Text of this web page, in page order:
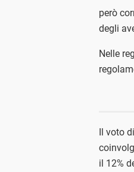
però
degli
Nelle
Il voto
il 12%